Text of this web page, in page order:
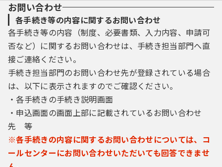
３ 利用者ＩＤ・パスワード等の登録・変更及
び削除
本サービスを利用して申請・届出等手続を行
う場合は、利用者たる本人が利用方法に従い
利用者登録を行うことができるものとしま
す。
（１）利用者登録を行う際は、利用者ＩＤ、
パスワード、氏名、住所、その他の必要な事
項を本サービス上で登録してください。
（２）住所、氏名、メールアドレス等に変更
ルアドレスへＵＲＬを送信します。利用者
は、メールに記載されているＵＲＬにアクセ
お問い合わせ
各手続き等の内容に関するお問い合わせ
各手続き等の内容（制度、必要書類、入力内容、申請可
否など）に関するお問い合わせは、手続き担当部門へ直
接ご連絡ください。
手続き担当部門のお問い合わせ先が登録されている場合
は、以下に表示されますのでご確認ください。
・各手続きの手続き説明画面
・申込画面の画面上部に記載されているお問い合わせ
先 等
※各手続きの内容に関するお問い合わせについては、コ
ールセンターにお問い合わせいただいても回答できませ